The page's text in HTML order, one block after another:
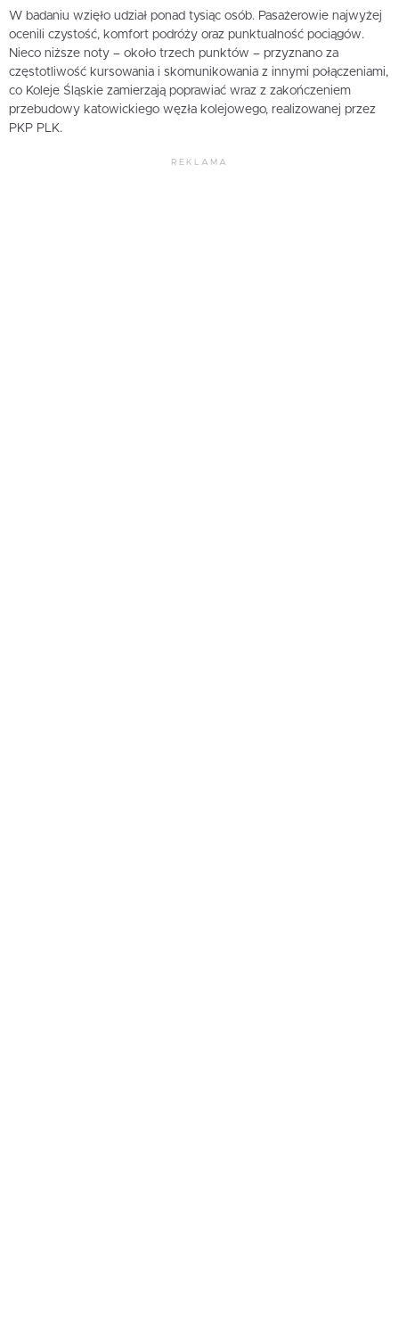
W badaniu wzięło udział ponad tysiąc osób. Pasażerowie najwyżej
ocenili czystość, komfort podróży oraz punktualność pociągów.
Nieco niższe noty – około trzech punktów – przyznano za
częstotliwość kursowania i skomunikowania z innymi połączeniami,
co Koleje Śląskie zamierzają poprawiać wraz z zakończeniem
przebudowy katowickiego węzła kolejowego, realizowanej przez
PKP PLK.
REKLAMA